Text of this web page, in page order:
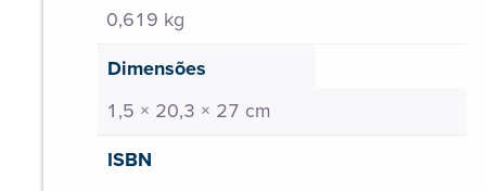
0,619 kg
Dimensões
1,5 × 20,3 × 27 cm
ISBN